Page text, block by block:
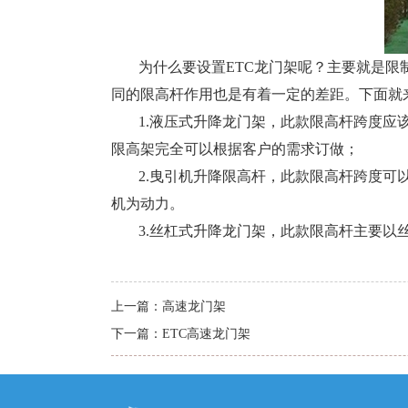
为什么要设置ETC龙门架呢？主要就是
同的限高杆作用也是有着一定的差距。下面
1.液压式升降龙门架，此款限高杆跨度应
限高架完全可以根据客户的需求订做；
2.曳引机升降限高杆，此款限高杆跨度可
机为动力。
3.丝杠式升降龙门架，此款限高杆主要以
上一篇： 高速龙门架
下一篇： ETC高速龙门架